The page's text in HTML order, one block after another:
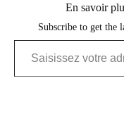
En savoir
Subscribe to get the
Saisissez votre adresse e-mail…